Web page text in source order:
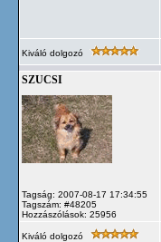
Kiváló dolgozó
SZUCSI
Tagság: 2007-08-17 17:34:55
Tagszám: #48205
Hozzászólások: 25956
Kiváló dolgozó